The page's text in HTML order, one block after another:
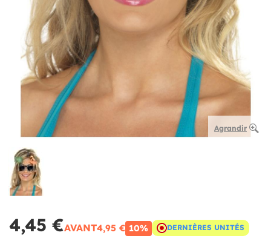
Agrandir
4,45 €AVANT4,95 € 10% DERNIÈRES UNITÉS